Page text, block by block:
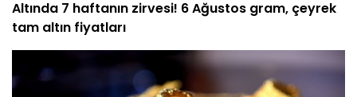
Altında 7 haftanın zirvesi! 6 Ağustos gram, çeyrek
tam altın fiyatları